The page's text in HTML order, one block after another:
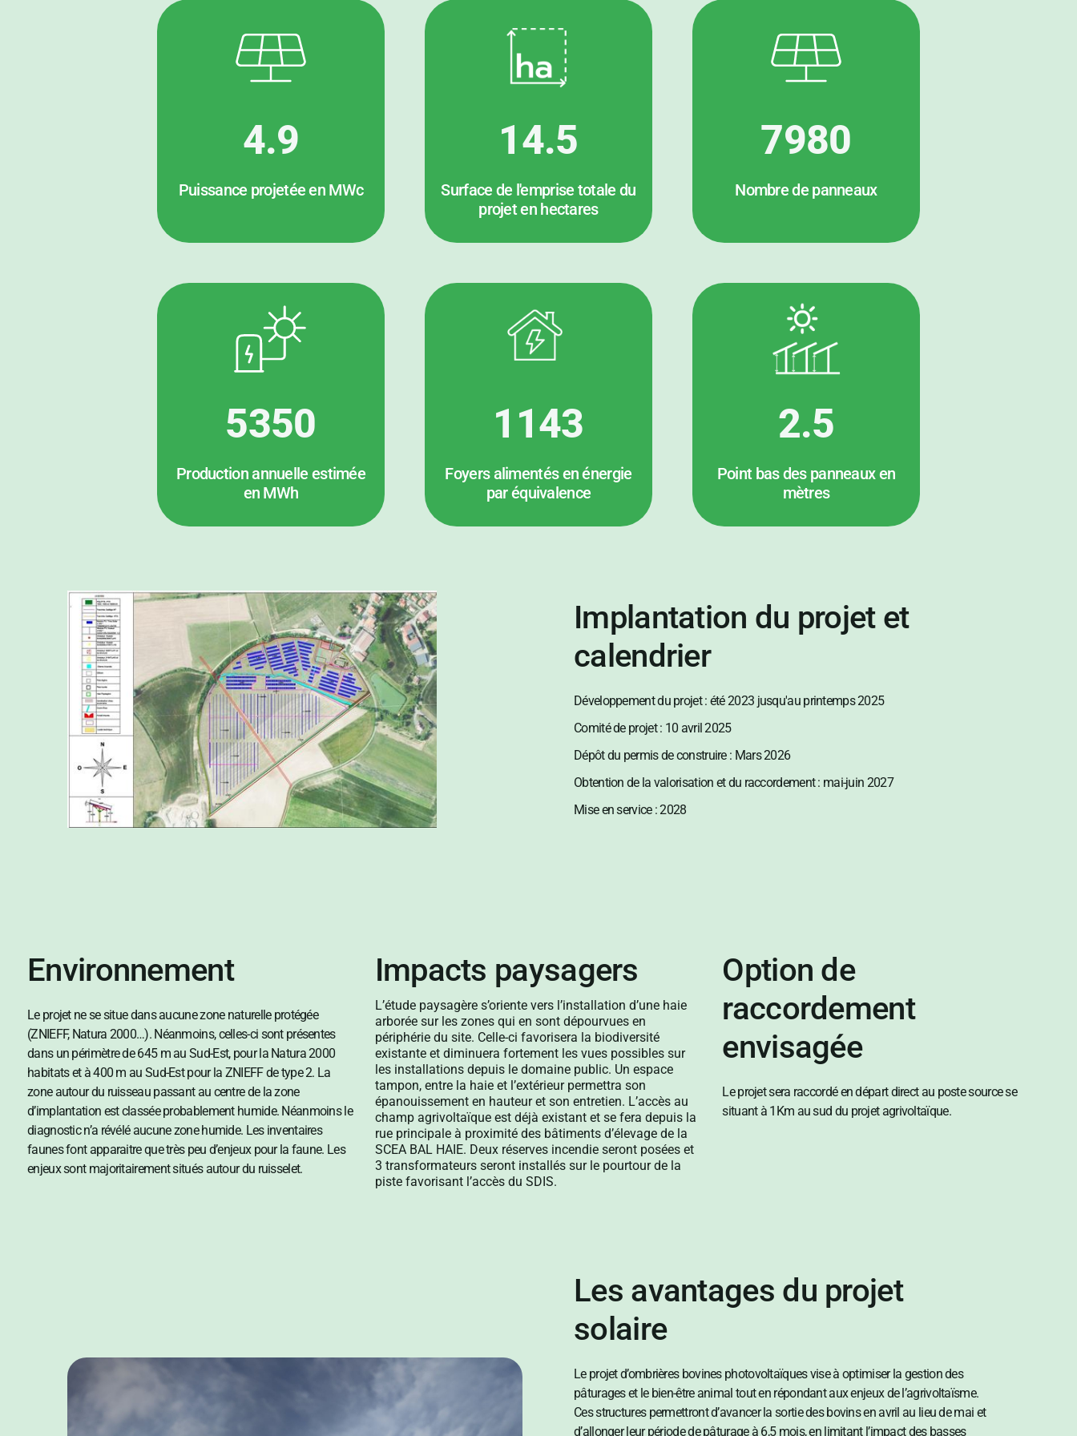
4.9
Puissance projetée en MWc
14.5
Surface de l'emprise totale du
projet en hectares
7980
Nombre de panneaux
5350
Production annuelle estimée
en MWh
1143
Foyers alimentés en énergie
par équivalence
2.5
Point bas des panneaux en
mètres
Implantation du projet et
calendrier
Développement du projet : été 2023 jusqu'au printemps 2025
Comité de projet : 10 avril 2025
Dépôt du permis de construire : Mars 2026
Obtention de la valorisation et du raccordement : mai-juin 2027
Mise en service : 2028
Environnement
Le projet ne se situe dans aucune zone naturelle protégée
(ZNIEFF, Natura 2000…). Néanmoins, celles-ci sont présentes
dans un périmètre de 645 m au Sud-Est, pour la Natura 2000
habitats et à 400 m au Sud-Est pour la ZNIEFF de type 2. La
zone autour du ruisseau passant au centre de la zone
d’implantation est classée probablement humide. Néanmoins le
diagnostic n’a révélé aucune zone humide. Les inventaires
faunes font apparaitre que très peu d’enjeux pour la faune. Les
enjeux sont majoritairement situés autour du ruisselet.
Impacts paysagers
L’étude paysagère s’oriente vers l’installation d’une haie
arborée sur les zones qui en sont dépourvues en
périphérie du site. Celle-ci favorisera la biodiversité
existante et diminuera fortement les vues possibles sur
les installations depuis le domaine public. Un espace
tampon, entre la haie et l’extérieur permettra son
épanouissement en hauteur et son entretien. L’accès au
champ agrivoltaïque est déjà existant et se fera depuis la
rue principale à proximité des bâtiments d’élevage de la
SCEA BAL HAIE. Deux réserves incendie seront posées et
3 transformateurs seront installés sur le pourtour de la
piste favorisant l’accès du SDIS.
Option de
raccordement
envisagée
Le projet sera raccordé en départ direct au poste source se
situant à 1Km au sud du projet agrivoltaïque.
Les avantages du projet
solaire
Le projet d’ombrières bovines photovoltaïques vise à optimiser la gestion des
pâturages et le bien-être animal tout en répondant aux enjeux de l’agrivoltaïsme.
Ces structures permettront d’avancer la sortie des bovins en avril au lieu de mai et
d’allonger leur période de pâturage à 6,5 mois, en limitant l’impact des basses